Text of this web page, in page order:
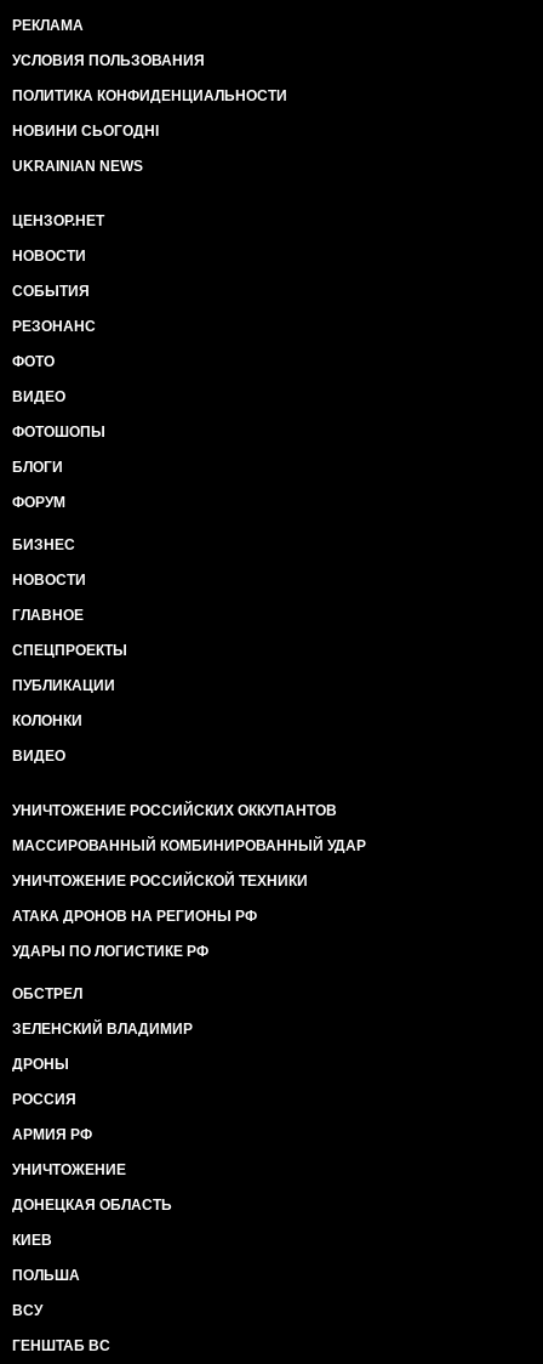
РЕКЛАМА
УСЛОВИЯ ПОЛЬЗОВАНИЯ
ПОЛИТИКА КОНФИДЕНЦИАЛЬНОСТИ
НОВИНИ СЬОГОДНІ
UKRAINIAN NEWS
ЦЕНЗОР.НЕТ
НОВОСТИ
СОБЫТИЯ
РЕЗОНАНС
ФОТО
ВИДЕО
ФОТОШОПЫ
БЛОГИ
ФОРУМ
БИЗНЕС
НОВОСТИ
ГЛАВНОЕ
СПЕЦПРОЕКТЫ
ПУБЛИКАЦИИ
КОЛОНКИ
ВИДЕО
УНИЧТОЖЕНИЕ РОССИЙСКИХ ОККУПАНТОВ
МАССИРОВАННЫЙ КОМБИНИРОВАННЫЙ УДАР
УНИЧТОЖЕНИЕ РОССИЙСКОЙ ТЕХНИКИ
АТАКА ДРОНОВ НА РЕГИОНЫ РФ
УДАРЫ ПО ЛОГИСТИКЕ РФ
ОБСТРЕЛ
ЗЕЛЕНСКИЙ ВЛАДИМИР
ДРОНЫ
РОССИЯ
АРМИЯ РФ
УНИЧТОЖЕНИЕ
ДОНЕЦКАЯ ОБЛАСТЬ
КИЕВ
ПОЛЬША
ВСУ
ГЕНШТАБ ВС